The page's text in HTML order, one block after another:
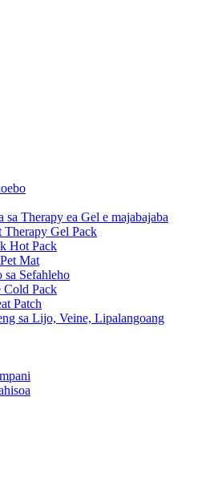
sa Therapy ea Gel e majabajaba
Gel Pack
Hot Pack
Mat
Sefahleho
Cold Pack
Patch
sa Lijo, Veine, Lipalangoang